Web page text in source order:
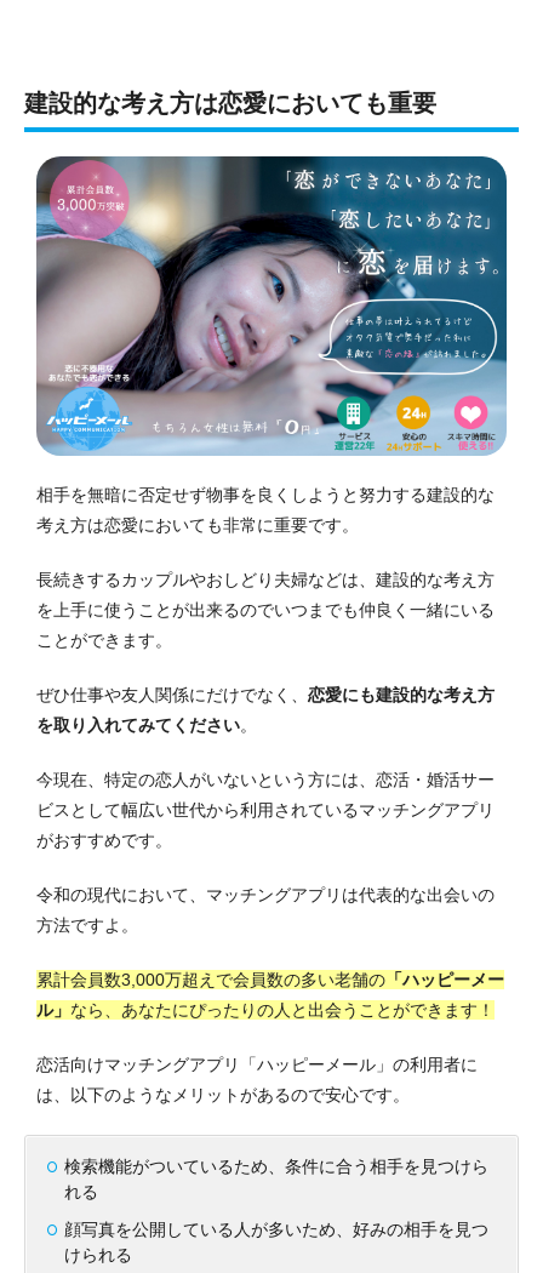
建設的な考え方は恋愛においても重要
相手を無暗に否定せず物事を良くしようと努力する建設的な
考え方は恋愛においても非常に重要です。
長続きするカップルやおしどり夫婦などは、建設的な考え方
を上手に使うことが出来るのでいつまでも仲良く一緒にいる
ことができます。
ぜひ仕事や友人関係にだけでなく、 恋愛にも建設的な考え方
を取り入れてみてください。
今現在、特定の恋人がいないという方には、恋活・婚活サー
ビスとして幅広い世代から利用されているマッチングアプリ
がおすすめです。
令和の現代において、マッチングアプリは代表的な出会いの
方法ですよ。
累計会員数3,000万超えで会員数の多い老舗の 「ハッピーメー
ル」 なら、あなたにぴったりの人と出会うことができます！
恋活向けマッチングアプリ「ハッピーメール」の利用者に
は、以下のようなメリットがあるので安心です。
検索機能がついているため、条件に合う相手を見つけら
れる
顔写真を公開している人が多いため、好みの相手を見つ
けられる